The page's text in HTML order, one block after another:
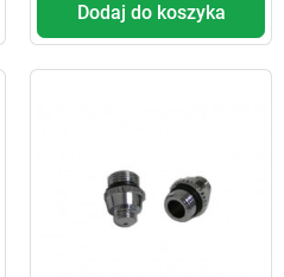
Dodaj do koszyka